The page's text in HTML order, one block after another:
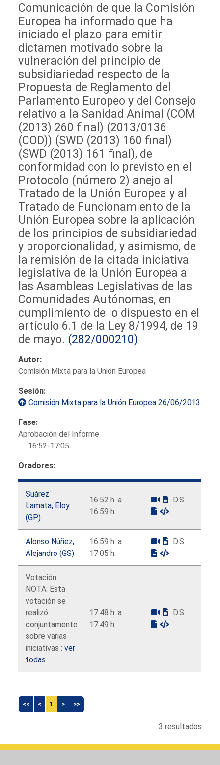
Comunicación de que la Comisión
Europea ha informado que ha
iniciado el plazo para emitir
dictamen motivado sobre la
vulneración del principio de
subsidiariedad respecto de la
Propuesta de Reglamento del
Parlamento Europeo y del Consejo
relativo a la Sanidad Animal (COM
(2013) 260 final) (2013/0136
(COD)) (SWD (2013) 160 final)
(SWD (2013) 161 final), de
conformidad con lo previsto en el
Protocolo (número 2) anejo al
Tratado de la Unión Europea y al
Tratado de Funcionamiento de la
Unión Europea sobre la aplicación
de los principios de subsidiariedad
y proporcionalidad, y asimismo, de
la remisión de la citada iniciativa
legislativa de la Unión Europea a
las Asambleas Legislativas de las
Comunidades Autónomas, en
cumplimiento de lo dispuesto en el
artículo 6.1 de la Ley 8/1994, de 19
de mayo. (282/000210)
Autor:
Comisión Mixta para la Unión Europea
Sesión:
Comisión Mixta para la Unión Europea 26/06/2013
Fase:
Aprobación del Informe
16:52-17:05
Oradores:
Suárez
Lamata, Eloy
(GP)
16:52 h. a
16:59 h.
D.S
Alonso Núñez,
Alejandro (GS)
16:59 h. a
17:05 h.
D.S
Votación
NOTA: Esta
votación se
realizó
conjuntamente
sobre varias
iniciativas :ver
todas
17:48 h. a
17:49 h.
D.S
<< < 1 > >>
3 resultados